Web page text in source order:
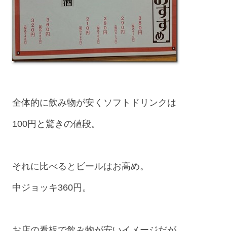
全体的に飲み物が安くソフトドリンクは
100円と驚きの値段。
それに比べるとビールはお高め。
中ジョッキ360円。